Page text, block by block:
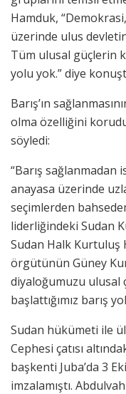
Hamduk,
üzerinde ulus
Tüm ulusal güçlerin
yolu yok.” diye
Barış’ın
olma özelliğini
söyledi:
“Barış sağlanmadan
anayasa üzerinde
seçimlerden
liderliğindeki Sudan
Sudan Halk Kurtuluş
örgütünün Güney
diyaloğumuzu ulusal
başlattığımız barış
Sudan hükümeti ile
Cephesi çatısı
başkenti Juba’da 3
imzalamıştı.